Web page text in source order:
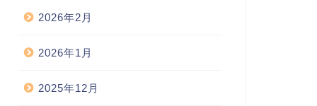
2026年2月
2026年1月
2025年12月